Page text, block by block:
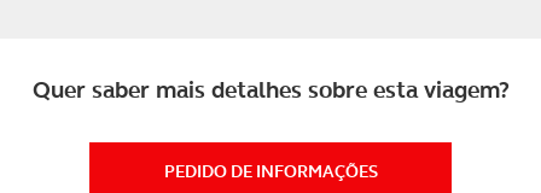
Quer saber mais detalhes sobre esta viagem?
PEDIDO DE INFORMAÇÕES